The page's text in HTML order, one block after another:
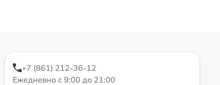
+7 (861) 212-36-12
Ежедневно с 9:00 до 21:00